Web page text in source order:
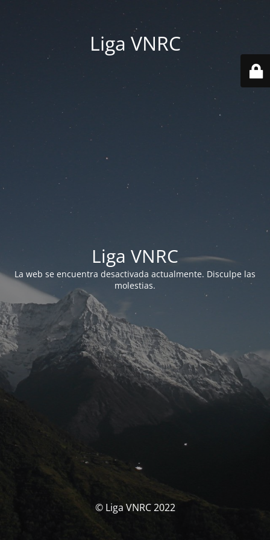
Liga VNRC
Liga VNRC
La web se encuentra desactivada actualmente. Disculpe las
molestias.
© Liga VNRC 2022